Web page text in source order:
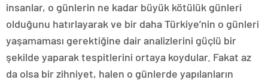
insanlar, o günlerin ne kadar büyük kötülük günleri
olduğunu hatırlayarak ve bir daha Türkiye’nin o günleri
yaşamaması gerektiğine dair analizlerini güçlü bir
şekilde yaparak tespitlerini ortaya koydular. Fakat az
da olsa bir zihniyet, halen o günlerde yapılanların